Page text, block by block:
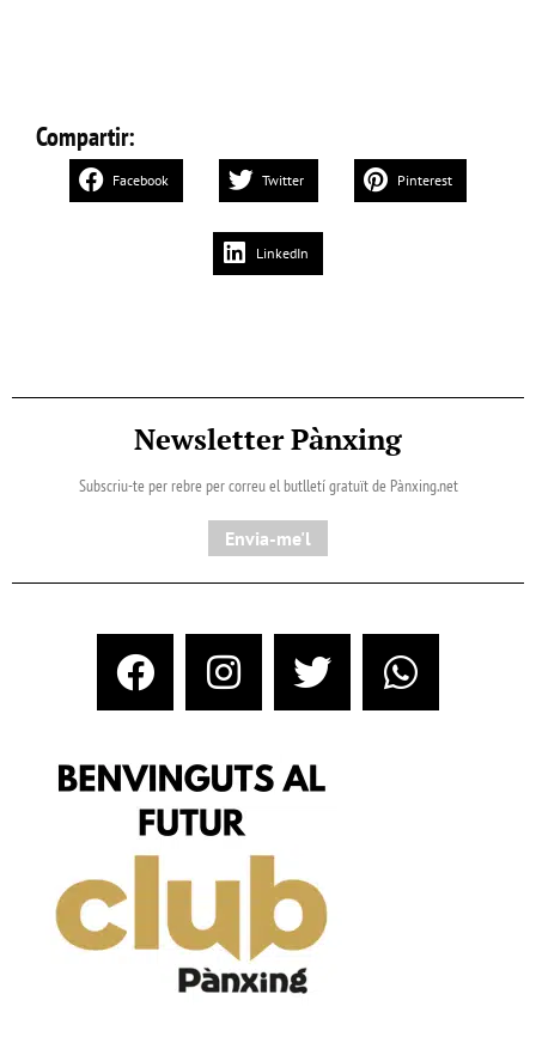
Compartir:
Facebook Twitter Pinterest
LinkedIn
Newsletter Pànxing
Subscriu-te per rebre per correu el butlletí gratuït de Pànxing.net​
Envia-me'l